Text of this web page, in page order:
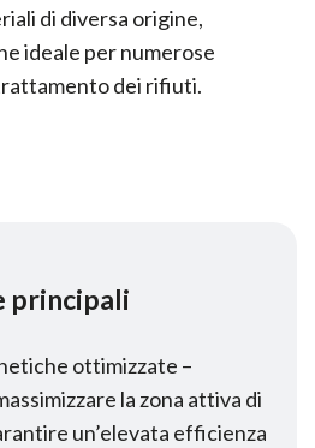
di diversa origine,
ideale per numerose
dei rifiuti.
principali
ottimizzate –
la zona attiva di
un’elevata efficienza